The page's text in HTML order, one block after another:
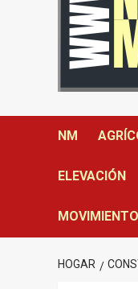
NM
ELEVACIÓN
HOGAR